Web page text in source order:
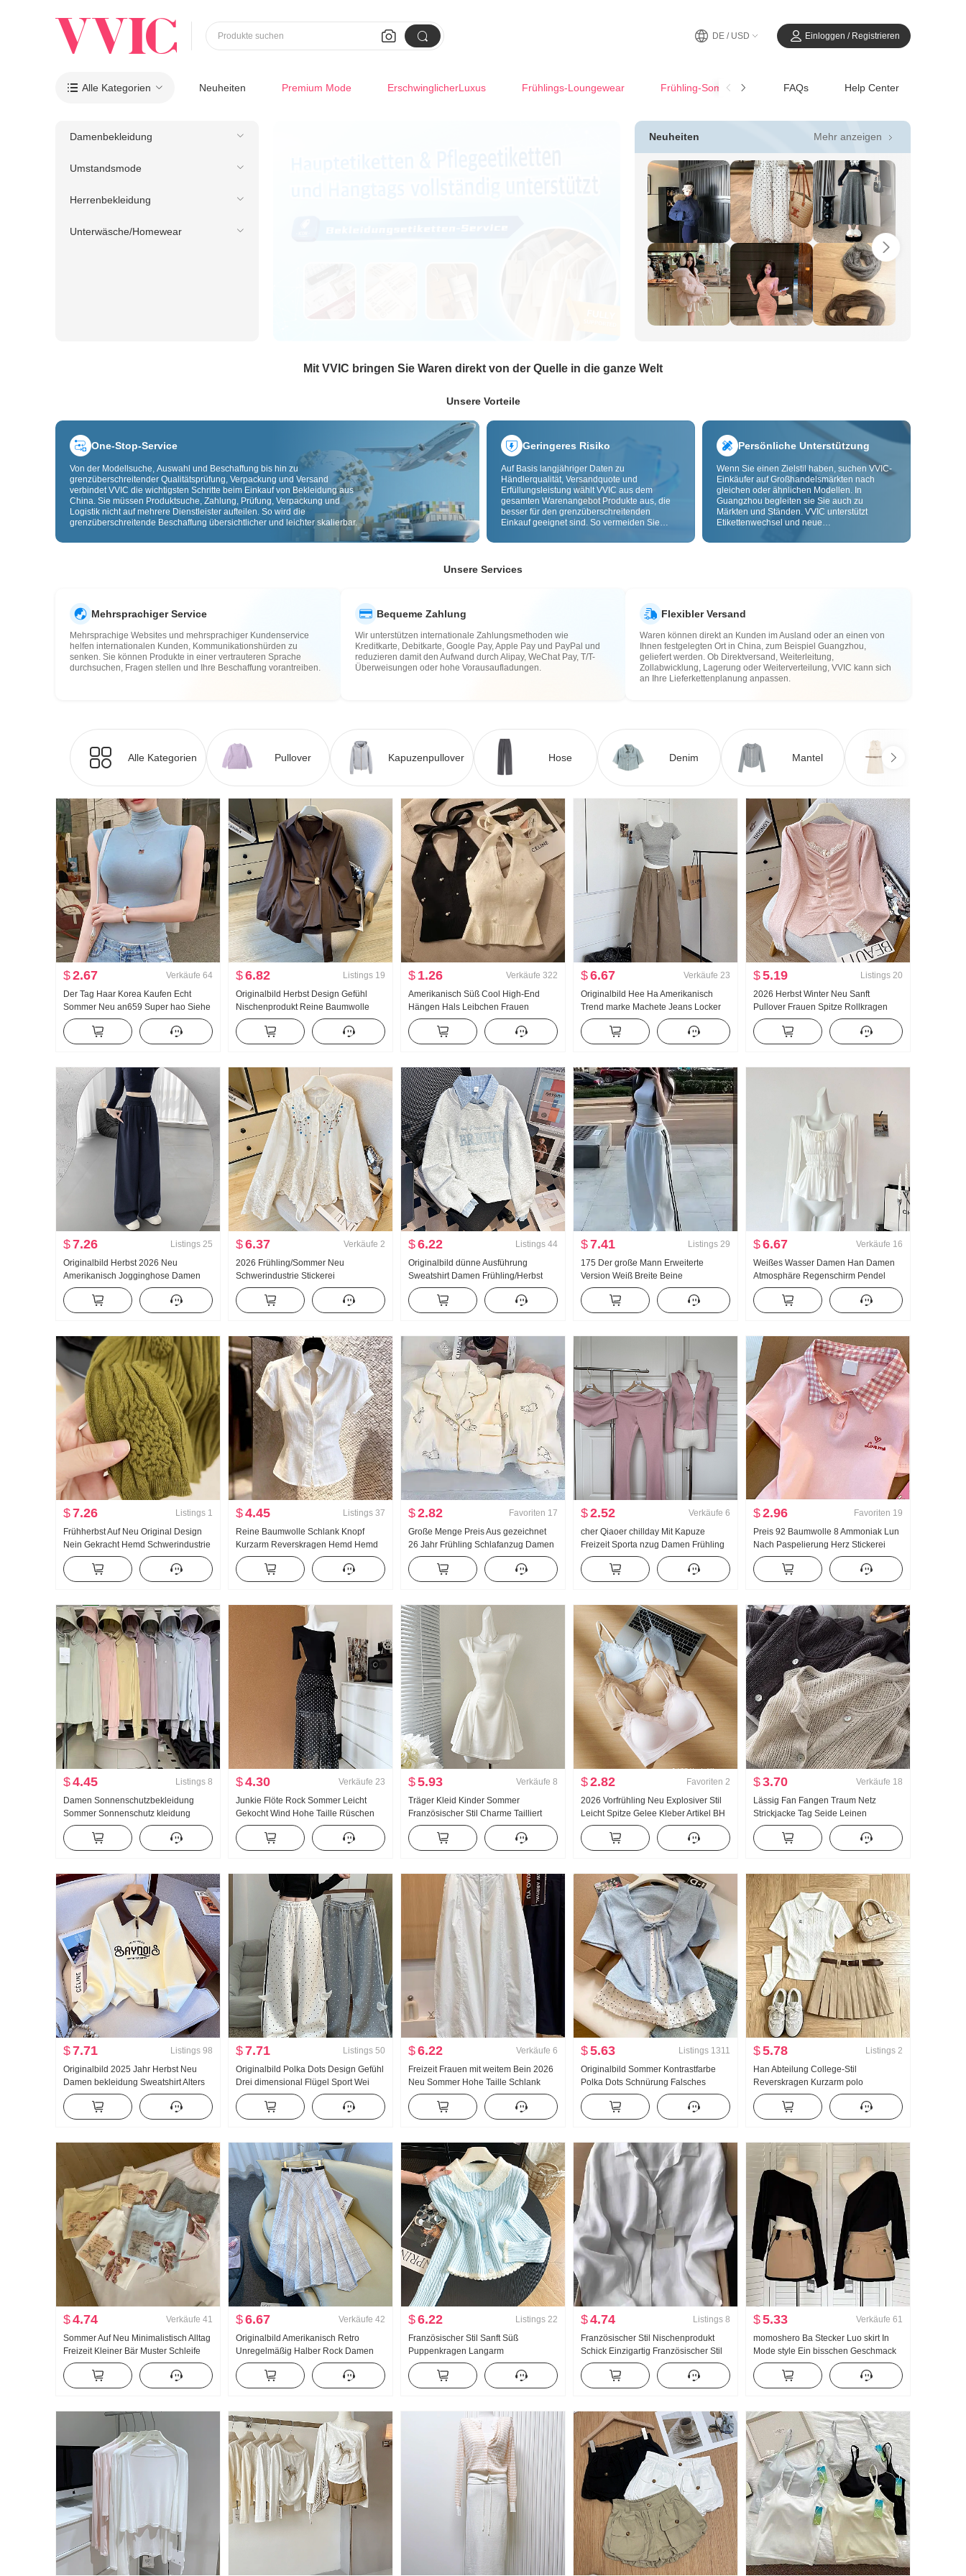
 
Produkte suchen DE / USD Einloggen / Registrieren
 Alle Kategorien Neuheiten Premium Mode ErschwinglicherLuxus Frühlings-Loungewear Frühling-SommerCasual FAQs Help Center
Damenbekleidung
Umstandsmode
Herrenbekleidung
Unterwäsche/Homewear
Neuheiten Mehr anzeigen 
Mit VVIC bringen Sie Waren direkt von der Quelle in die ganze Welt
Unsere Vorteile
One-Stop-Service
Von der Modellsuche, Auswahl und Beschaffung bis hin zu
grenzüberschreitender Qualitätsprüfung, Verpackung und Versand
verbindet VVIC die wichtigsten Schritte beim Einkauf von Bekleidung aus
China. Sie müssen Produktsuche, Zahlung, Prüfung, Verpackung und
Logistik nicht auf mehrere Dienstleister aufteilen. So wird die
grenzüberschreitende Beschaffung übersichtlicher und leichter skalierbar.
Geringeres Risiko
Auf Basis langjähriger Daten zu
Händlerqualität, Versandquote und
Erfüllungsleistung wählt VVIC aus dem
gesamten Warenangebot Produkte aus, die
besser für den grenzüberschreitenden
Einkauf geeignet sind. So vermeiden Sie
riskante Artikel. Cross-Border-
zusätzlich Risiken bei Qualität,
Persönliche Unterstützung
Wenn Sie einen Zielstil haben, suchen VVIC-
Einkäufer auf Großhandelsmärkten nach
gleichen oder ähnlichen Modellen. In
Guangzhou begleiten sie Sie auch zu
Märkten und Ständen. VVIC unterstützt
Etikettenwechsel und neue
Anpassung nach Bild oder Muster, damit Ihre
Unsere Services
Mehrsprachiger Service
Mehrsprachige Websites und mehrsprachiger Kundenservice
helfen internationalen Kunden, Kommunikationshürden zu
senken. Sie können Produkte in einer vertrauteren Sprache
durchsuchen, Fragen stellen und Ihre Beschaffung vorantreiben.
Bequeme Zahlung
Wir unterstützen internationale Zahlungsmethoden wie
Kreditkarte, Debitkarte, Google Pay, Apple Pay und PayPal und
reduzieren damit den Aufwand durch Alipay, WeChat Pay, T/T-
Überweisungen oder hohe Vorausaufladungen.
Flexibler Versand
Waren können direkt an Kunden im Ausland oder an einen von
Ihnen festgelegten Ort in China, zum Beispiel Guangzhou,
geliefert werden. Ob Direktversand, Weiterleitung,
Zollabwicklung, Lagerung oder Weiterverteilung, VVIC kann sich
an Ihre Lieferkettenplanung anpassen.
Alle Kategorien Pullover Kapuzenpullover Hose Denim Mantel
$2.67 Verkäufe 64
Der Tag Haar Korea Kaufen Echt
Sommer Neu an659 Super hao Siehe
Muschel Farbe Mikro Durch
Rollkragen Grundieren T-Shirt
$6.82 Listings 19
Originalbild Herbst Design Gefühl
Nischenprodukt Reine Baumwolle
Metall Dekoration Tailliert Schlank
Locker Langarm Hemd Damen
oberteile
$ 1.26 Verkäufe 322
Amerikanisch Süß Cool High-End
Hängen Hals Leibchen Frauen
Sommer Außerhalb zu tragen
Innerhalb Nehmen Unterhemd Spicy
Girl Strick Bandeau Top
$6.67 Verkäufe 23
Originalbild Hee Ha Amerikanisch
Trend marke Machete Jeans Locker
Breite Beine Freizeit Hose
$5.19 Listings 20
2026 Herbst Winter Neu Sanft
Pullover Frauen Spitze Rollkragen
Verdickt Strickpullover Damen Design
Gefühl Spitze Langarm Top
$7.26 Listings 25
Originalbild Herbst 2026 Neu
Amerikanisch Jogginghose Damen
Niedrige Taille Locker Lässig Breite
Beine Freizeit Wei Hosen Weite Hose
Kind
$6.37 Verkäufe 2
2026 Frühling/Sommer Neu
Schwerindustrie Stickerei
Puppenkragen Hemd Frauen
Französischer Stil Retro
Sonnenschutz Strickjacke
$6.22 Listings 44
Originalbild dünne Ausführung
Sweatshirt Damen Frühling/Herbst
Neu Han Abteilung Falsches
Zweiteiler Locker Dorn Stickerei
Gestreift Polo-Kragen Top
$7.41 Listings 29
175 Der große Mann Erweiterte
Version Weiß Breite Beine
Jogginghose Damen Frühling/Herbst
Neu Vielseitig kombinierbar Gestreift
Freizeit Bodenlang Hose
$6.67 Verkäufe 16
Weißes Wasser Damen Han Damen
Atmosphäre Regenschirm Pendel
Groß u Kragen Träger Zwei Tragen
Design Gefühl Strickjacke Damen
Sommer Schlank Träger Top
$7.26 Listings 1
Frühherbst Auf Neu Original Design
Nein Gekracht Hemd Schwerindustrie
Jacquard Strick Top Damen Herbst
Neu Schlank
$4.45 Listings 37
Reine Baumwolle Schlank Knopf
Kurzarm Reverskragen Hemd Hemd
Damen 2026 Sommer Fort geschritten
Gefühl Leicht Luxus Sanft Wind Top
$2.82 Favoriten 17
Große Menge Preis Aus gezeichnet
26 Jahr Frühling Schlafanzug Damen
Neu Wolken Baumwolle Langarm
Klein Reverskragen Home Service
Anzug Live-Übertragung Hoch
$2.52 Verkäufe 6
cher Qiaoer chillday Mit Kapuze
Freizeit Sporta nzug Damen Frühling
Schulterfrei Jacke Schlaghose
Dreiteiliges Set
$2.96 Favoriten 19
Preis 92 Baumwolle 8 Ammoniak Lun
Nach Paspelierung Herz Stickerei
Süß Kurz Polo-Kragen T-Shirt Schlank
Petite Modisch
$4.45 Listings 8
Damen Sonnenschutzbekleidung
Sommer Sonnenschutz kleidung
Nylon dünne Ausführung Eis Seide
Atmungsaktiv Jacke Locker Große
Größe Hoodie
$4.30 Verkäufe 23
Junkie Flöte Rock Sommer Leicht
Gekocht Wind Hohe Taille Rüschen
Schlitz Schwarz Polka Dots Halber
Rock Tag Seide Schräg Schulter
Kleidung
$5.93 Verkäufe 8
Träger Kleid Kinder Sommer
Französischer Stil Charme Tailliert
Schlank Trägerkleid Minirock
$2.82 Favoriten 2
2026 Vorfrühling Neu Explosiver Stil
Leicht Spitze Gelee Kleber Artikel BH
Innerhalb Gürtel Brust Pad Schlank
Weste Frauen
$3.70 Verkäufe 18
Lässig Fan Fangen Traum Netz
Strickjacke Tag Seide Leinen
Handarbeit Wählen Loch
Durchbrochen Strick Strickjacke
Damen Klimaanlage Sonnenschutz
$7.71 Listings 98
Originalbild 2025 Jahr Herbst Neu
Damen bekleidung Sweatshirt Alters
reduzierung Die Hälfte
Reißverschluss Mode Polo-Kragen
Freizeit Vielseitig kombinierbar
$7.71 Listings 50
Originalbild Polka Dots Design Gefühl
Drei dimensional Flügel Sport Wei
Hosen Damen Neu Leicht Asien Wind
Locker Gerade geschnitten Schlank
Freizeithose
$6.22 Verkäufe 6
Freizeit Frauen mit weitem Bein 2026
Neu Sommer Hohe Taille Schlank
Große Größe Petite Minimalistisch
Locker Neun Punkte Machete Hosen
$5.63 Listings 1311
Originalbild Sommer Kontrastfarbe
Polka Dots Schnürung Falsches
Zweiteiler Kurzarm T-Shirt Damen
Sommer Neu Süßer Stil
Nischenprodukt Top
$5.78 Listings 2
Han Abteilung College-Stil
Reverskragen Kurzarm polo
Strickpullover Anzug Damen 2026
Sommer Neu Riese Gut aussehend
Plissee Rock
$4.74 Verkäufe 41
Sommer Auf Neu Minimalistisch Alltag
Freizeit Kleiner Bär Muster Schleife
Locker Nischenprodukt Kurzarm T-
Shirt Koreanischer Stil Strick Top
$6.67 Verkäufe 42
Originalbild Amerikanisch Retro
Unregelmäßig Halber Rock Damen
Leinen Mittel-Langer Rock Kariert A-
Linien-Rock Unregelmäßig
Fischschwanz Pendel Rock
$6.22 Listings 22
Französischer Stil Sanft Süß
Puppenkragen Langarm
Strickpullover Damen Fort geschritten
Gefühl Zopf Pullover Schlank Schlank
Top
$4.74 Listings 8
Französischer Stil Nischenprodukt
Schick Einzigartig Französischer Stil
Leicht Gekocht Wind Blau Polo-
Kragen Langarm Hemd Frauen
$5.33 Verkäufe 61
momoshero Ba Stecker Luo skirt In
Mode style Ein bisschen Geschmack
de Arbeitskleidung Farbblock Halber
Rock